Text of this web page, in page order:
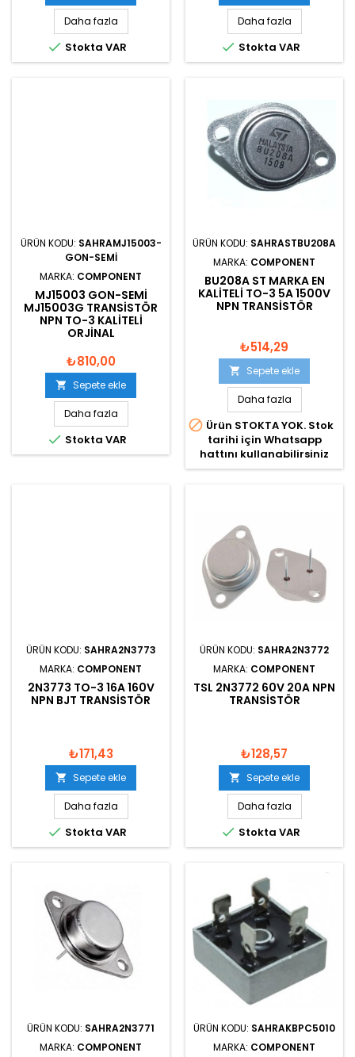
Daha fazla
 Stokta VAR
Daha fazla
 Stokta VAR
ÜRÜN KODU: SAHRAMJ15003-
GON-SEMI
MARKA: COMPONENT
MJ15003 GON-SEMI
MJ15003G TRANSISTÖR
NPN TO-3 KALITELI
ORJINAL
₺810,00
 Sepete ekle
Daha fazla
 Stokta VAR
ÜRÜN KODU: SAHRASTBU208A
MARKA: COMPONENT
BU208A ST MARKA EN
KALITELI TO-3 5A 1500V
NPN TRANSISTÖR
₺514,29
 Sepete ekle
Daha fazla
 Ürün STOKTA YOK. Stok
tarihi için Whatsapp
hattını kullanabilirsiniz
ÜRÜN KODU: SAHRA2N3773
MARKA: COMPONENT
2N3773 TO-3 16A 160V
NPN BJT TRANSISTÖR
₺171,43
 Sepete ekle
Daha fazla
 Stokta VAR
ÜRÜN KODU: SAHRA2N3772
MARKA: COMPONENT
TSL 2N3772 60V 20A NPN
TRANSISTÖR
₺128,57
 Sepete ekle
Daha fazla
 Stokta VAR
ÜRÜN KODU: SAHRA2N3771
MARKA: COMPONENT
ÜRÜN KODU: SAHRAKBPC5010
MARKA: COMPONENT